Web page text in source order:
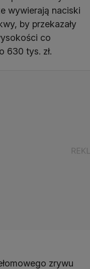
wywierają naciski
by przekazały
co
630 tys. zł.
zrywu